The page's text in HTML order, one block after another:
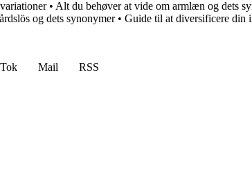
• Alt du behøver at vide om armlæn og dets
og dets synonymer• Guide til at diversificere din
Mail
RSS